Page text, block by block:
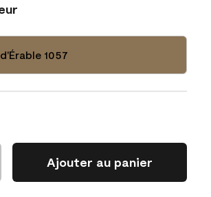
1057
Ajouter au panier